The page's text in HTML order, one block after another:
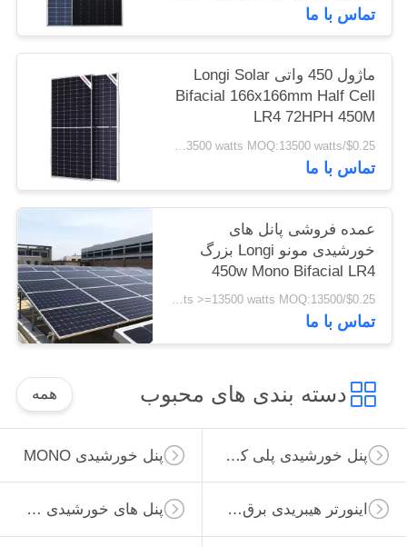
تماس با ما
ماژول 450 واتی Longi Solar
Bifacial 166x166mm Half Cell
LR4 72HPH 450M
$0.25/watts >=13500 watts MOQ:13500 watts
تماس با ما
عمده فروشی پانل های
خورشیدی مونو Longi بزرگ
450w Mono Bifacial LR4
72HPH 450M
$0.25/watts >=13500 watts MOQ:13500 وات
تماس با ما
دسته بندی های محبوب همه
پنل خورشیدی MONO پنل خورشیدی پلی کریستالی
پنل های خورشیدی مینیاتوری اینورتر هیبریدی برق خورشیدی